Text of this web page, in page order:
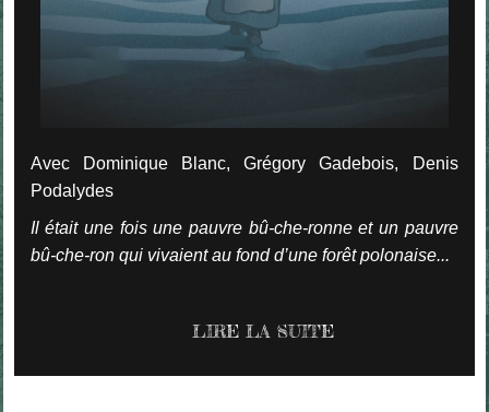
Avec Dominique Blanc, Grégory Gadebois, Denis
Podalydes
Il était une fois une pauvre bû-che-ronne et un pauvre
bû-che-ron qui vivaient au fond d’une forêt polonaise...
LIRE LA SUITE